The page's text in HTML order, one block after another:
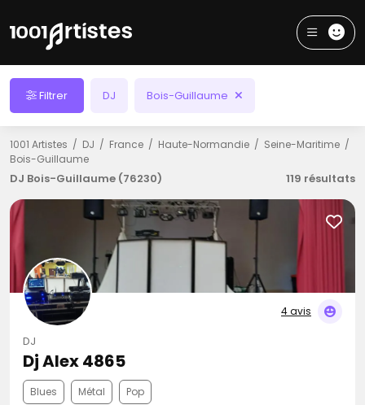
Filtrer DJ Bois-Guillaume
1001 Artistes DJ France Haute-Normandie
Seine-Maritime
Bois-Guillaume
DJ Bois-Guillaume (76230) 119 résultats
4 avis
DJ
Dj Alex 4865
Blues Métal Pop